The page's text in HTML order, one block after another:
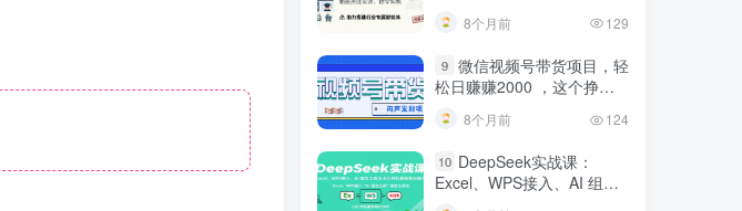
建行业专属智能体
8个月前 129
9 微信视频号带货项目，轻
松日赚赚2000 ，这个挣钱
入口很多伙伴都在闷声发财
8个月前 124
10 DeepSeek实战课：
Excel、WPS接入、AI 组合
工具与小红书批量做笔记技